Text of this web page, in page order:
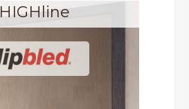
HIGHline